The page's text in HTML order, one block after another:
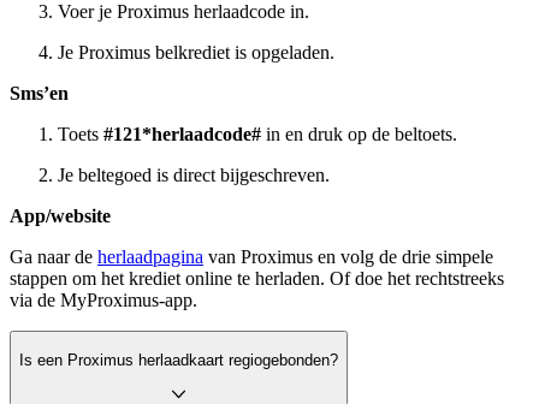
Voer je Proximus herlaadcode in.
Je Proximus belkrediet is opgeladen.
Sms’en
Toets #121*herlaadcode# in en druk op de beltoets.
Je beltegoed is direct bijgeschreven.
App/website
Ga naar de herlaadpagina van Proximus en volg de drie simpele
stappen om het krediet online te herladen. Of doe het rechtstreeks
via de MyProximus-app.
Is een Proximus herlaadkaart regiogebonden?